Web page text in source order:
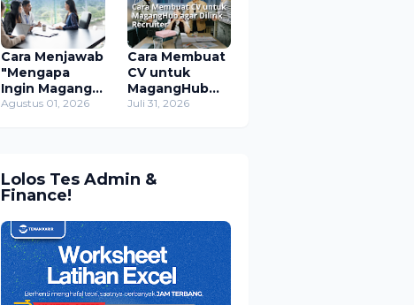
Cara Menjawab
"Mengapa
Ingin Magang
di Perusahaan
Agustus 01, 2026
Cara Membuat
CV untuk
MagangHub
agar Dilirik
Juli 31, 2026
Lolos Tes Admin &
Finance!